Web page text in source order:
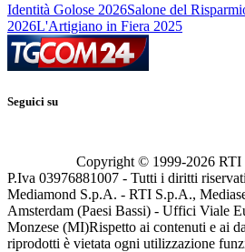
Identità Golose 2026Salone del
2026L'Artigiano in Fiera 2025
Seguici su
Copyright © 1999-2026 RTI
P.Iva 03976881007 - Tutti i diritti
Mediamond S.p.A. - RTI S.p.A.,
Amsterdam (Paesi Bassi) - Uffici Viale
Monzese (MI)Rispetto ai contenuti e ai
riprodotti è vietata ogni utilizzazione